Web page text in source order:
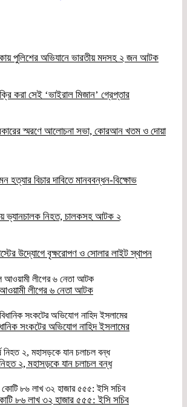
পুলিশের অভিযানে ভারতীয় মদসহ ২ জন আটক
করা সেই ‘ভাইরাল মিজান’ গ্রেপ্তার
সরকারের স্মরণে আলোচনা সভা, কোরআন খতম ও দোয়া
বিচার দাবিতে মানববন্ধন-বিক্ষোভ
ভ্যানচালক নিহত, চালকসহ আটক ২
উদ্যোগে বৃক্ষরোপণ ও সোলার লাইট স্থাপন
লীগের ৬ নেতা আটক
সংকটের অভিযোগ নাহিদ ইসলামের
নিহত ২, মহাসড়কে যান চলাচল বন্ধ
৮৬ লাখ ৩২ হাজার ৫৫৫: ইসি সচিব